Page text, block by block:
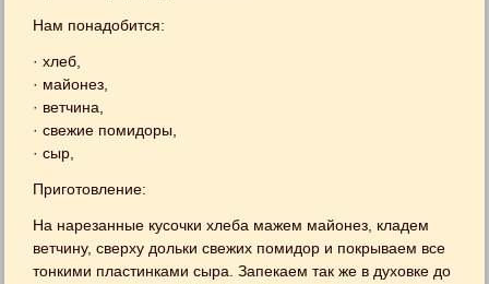
Нам понадобится:
· хлеб,
· майонез,
· ветчина,
· свежие помидоры,
· сыр,
Приготовление:
На нарезанные кусочки хлеба мажем майонез, кладем
ветчину, сверху дольки свежих помидор и покрываем все
тонкими пластинками сыра. Запекаем так же в духовке до